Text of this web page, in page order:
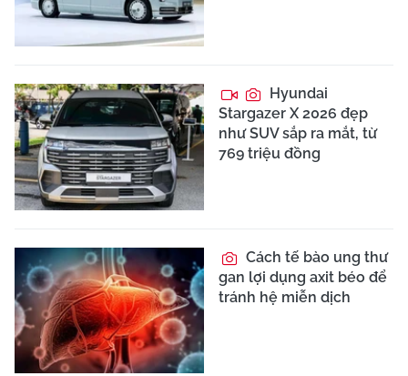
Hyundai
Stargazer X 2026 đẹp
như SUV sắp ra mắt, từ
769 triệu đồng
Cách tế bào ung thư
gan lợi dụng axit béo để
tránh hệ miễn dịch